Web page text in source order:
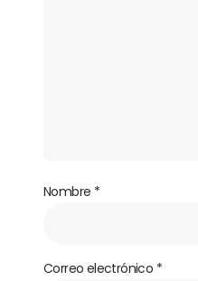
Nombre *
Correo electrónico *